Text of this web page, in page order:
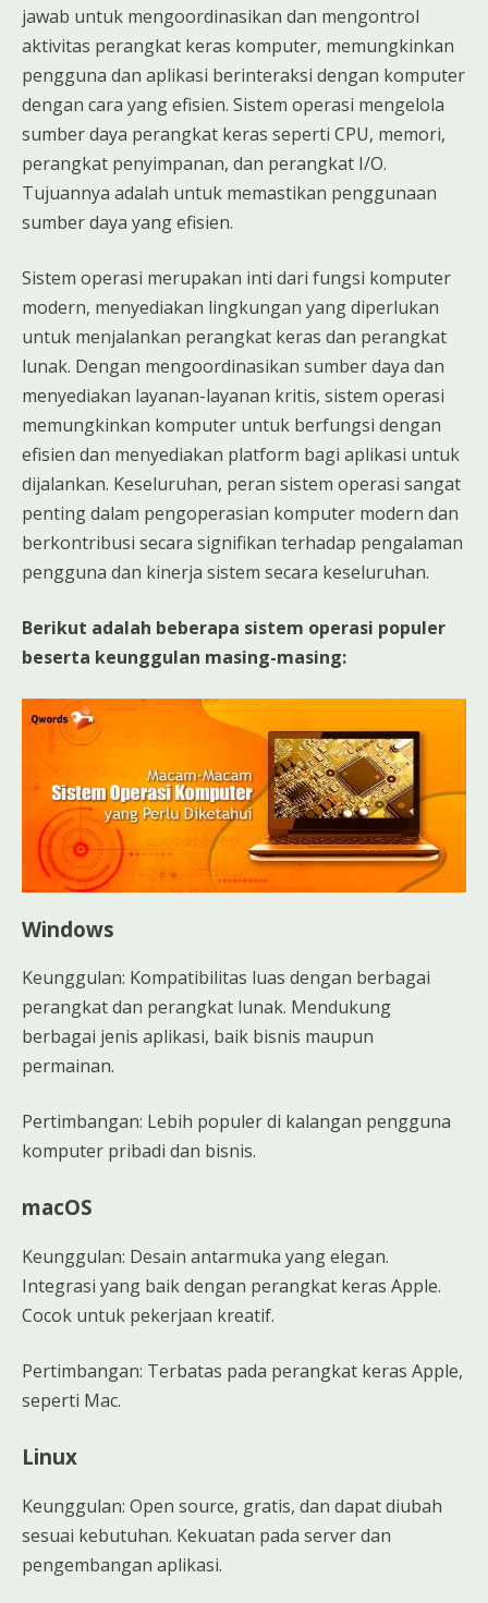
jawab untuk mengoordinasikan dan mengontrol
aktivitas perangkat keras komputer, memungkinkan
pengguna dan aplikasi berinteraksi dengan komputer
dengan cara yang efisien. Sistem operasi mengelola
sumber daya perangkat keras seperti CPU, memori,
perangkat penyimpanan, dan perangkat I/O.
Tujuannya adalah untuk memastikan penggunaan
sumber daya yang efisien.
Sistem operasi merupakan inti dari fungsi komputer
modern, menyediakan lingkungan yang diperlukan
untuk menjalankan perangkat keras dan perangkat
lunak. Dengan mengoordinasikan sumber daya dan
menyediakan layanan-layanan kritis, sistem operasi
memungkinkan komputer untuk berfungsi dengan
efisien dan menyediakan platform bagi aplikasi untuk
dijalankan. Keseluruhan, peran sistem operasi sangat
penting dalam pengoperasian komputer modern dan
berkontribusi secara signifikan terhadap pengalaman
pengguna dan kinerja sistem secara keseluruhan.
Berikut adalah beberapa sistem operasi populer
beserta keunggulan masing-masing:
Windows
Keunggulan: Kompatibilitas luas dengan berbagai
perangkat dan perangkat lunak. Mendukung
berbagai jenis aplikasi, baik bisnis maupun
permainan.
Pertimbangan: Lebih populer di kalangan pengguna
komputer pribadi dan bisnis.
macOS
Keunggulan: Desain antarmuka yang elegan.
Integrasi yang baik dengan perangkat keras Apple.
Cocok untuk pekerjaan kreatif.
Pertimbangan: Terbatas pada perangkat keras Apple,
seperti Mac.
Linux
Keunggulan: Open source, gratis, dan dapat diubah
sesuai kebutuhan. Kekuatan pada server dan
pengembangan aplikasi.